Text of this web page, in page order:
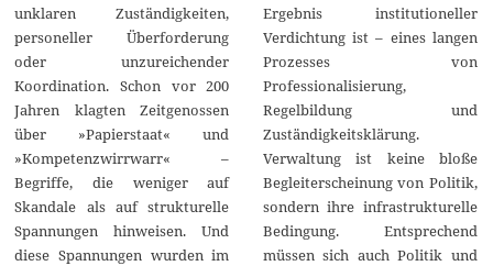
unklaren Zuständigkeiten,
personeller Überforderung
oder unzureichender
Koordination. Schon vor 200
Jahren klagten Zeitgenossen
über »Papierstaat« und
»Kompetenzwirrwarr« –
Begriffe, die weniger auf
Skandale als auf strukturelle
Spannungen hinweisen. Und
diese Spannungen wurden im
Ergebnis institutioneller
Verdichtung ist – eines langen
Prozesses von
Professionalisierung,
Regelbildung und
Zuständigkeitsklärung.
Verwaltung ist keine bloße
Begleiterscheinung von Politik,
sondern ihre infrastrukturelle
Bedingung. Entsprechend
müssen sich auch Politik und